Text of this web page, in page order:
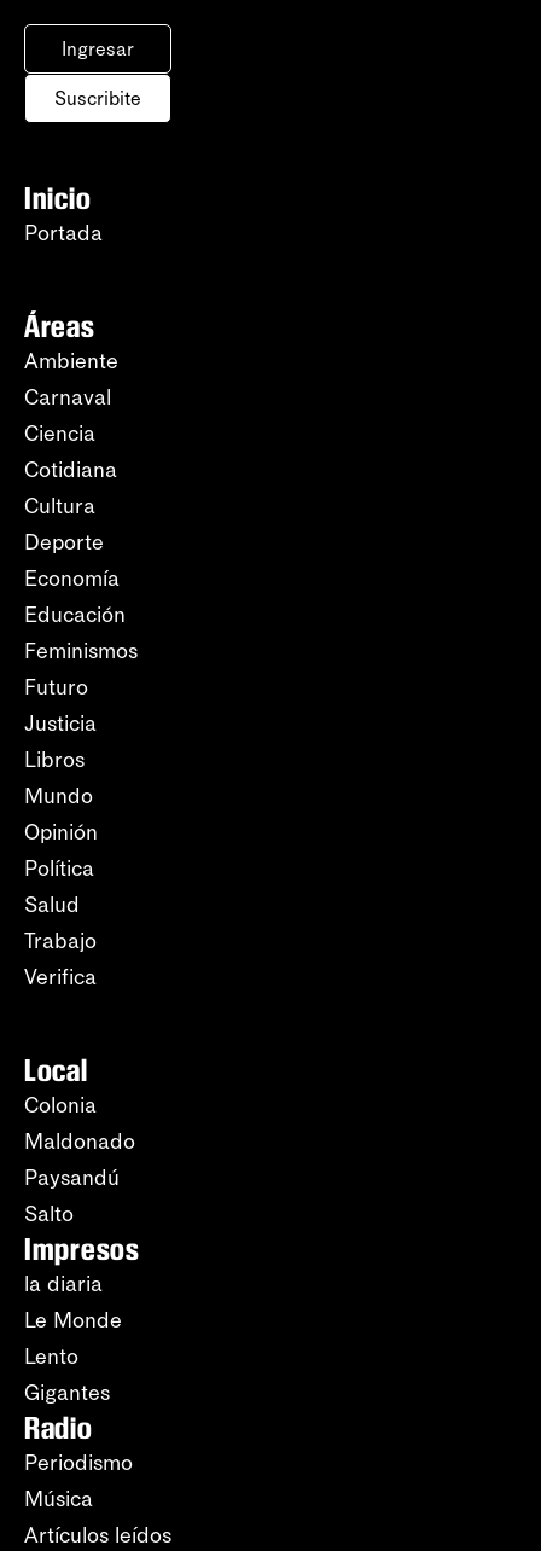
Ingresar
Suscribite
Inicio
Portada
Áreas
Ambiente
Carnaval
Ciencia
Cotidiana
Cultura
Deporte
Economía
Educación
Feminismos
Futuro
Justicia
Libros
Mundo
Opinión
Política
Salud
Trabajo
Verifica
Local
Colonia
Maldonado
Paysandú
Salto
Impresos
la diaria
Le Monde
Lento
Gigantes
Radio
Periodismo
Música
Artículos leídos